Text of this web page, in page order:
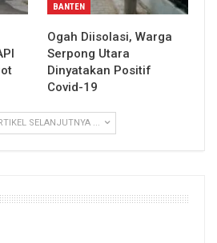
BANTEN
Ogah Diisolasi, Warga
Serpong Utara
Dinyatakan Positif
Covid-19
SELANJUTNYA ...